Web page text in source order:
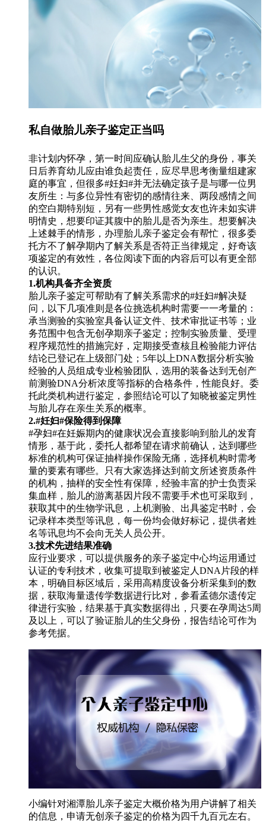
私自做胎儿亲子鉴定正当吗
非计划内怀孕，第一时间应确认胎儿生父的身份，事关
日后养育幼儿应由谁负起责任，应尽早思考衡量组建家
庭的事宜，但很多#妊妇#并无法确定孩子是与哪一位男
友所生：与多位异性有密切的感情往来、两段感情之间
的空白期特别短，另有一些男性感觉女友也许未如实讲
明情史，想要印证其腹中的胎儿是否为亲生。想要解决
上述棘手的情形，办理胎儿亲子鉴定会有帮忙，很多委
托方不了解孕期内了解关系是否符正当律规定，好奇该
项鉴定的有效性，各位阅读下面的内容后可以有更全部
的认识。
1.机构具备齐全资质
胎儿亲子鉴定可帮助有了解关系需求的#妊妇#解决疑
问，以下几项准则是各位挑选机构时需要一一考量的：
承当测验的实验室具备认证文件、技术审批证书等；业
务范围中包含无创孕期亲子鉴定；控制实验质量、受理
程序规范性的措施完好，定期接受查核且检验能力评估
结论已登记在上级部门处；5年以上DNA数据分析实验
经验的人员组成专业检验团队，选用的装备达到无创产
前测验DNA分析浓度等指标的合格条件，性能良好。委
托此类机构进行鉴定，参照结论可以了知晓被鉴定男性
与胎儿存在亲生关系的概率。
2.#妊妇#保险得到保障
#孕妇#在妊娠期内的健康状况会直接影响到胎儿的发育
情形，基于此，委托人都希望在请求前确认，达到哪些
标准的机构可保证抽样操作保险无痛，选择机构时需考
量的要素有哪些。只有大家选择达到前文所述资质条件
的机构，抽样的安全性有保障，经验丰富的护士负责采
集血样，胎儿的游离基因片段不需要手术也可采取到，
获取其中的生物学讯息，上机测验、出具鉴定书时，会
记录样本类型等讯息，每一份均会做好标记，提供者姓
名等讯息均不会向无关人员公开。
3.技术先进结果准确
应行业要求，可以提供服务的亲子鉴定中心均运用通过
认证的专利技术，收集可提取到被鉴定人DNA片段的样
本，明确目标区域后，采用高精度设备分析采集到的数
据，获取海量遗传学数据进行比对，参看孟德尔遗传定
律进行实验，结果基于真实数据得出，只要在孕周达5周
及以上，可以了验证胎儿的生父身份，报告结论可作为
参考凭据。
小编针对湘潭胎儿亲子鉴定大概价格为用户讲解了相关
的信息，申请无创亲子鉴定的价格为四千九百元左右。